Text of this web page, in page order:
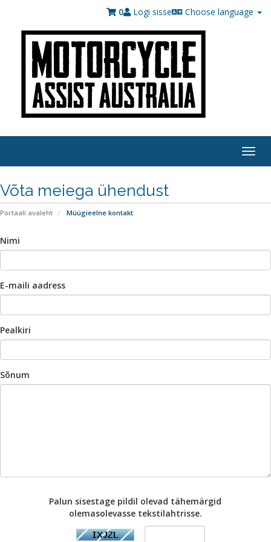
Choose language
Logi sisse
0
Võta meiega ühendust
Portaali avaleht Müügieelne kontakt
Nimi
E-maili aadress
Pealkiri
Sõnum
Palun sisestage pildil olevad tähemärgid
olemasolevasse tekstilahtrisse.